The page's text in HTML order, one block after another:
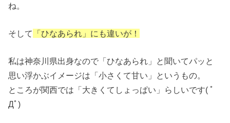
ね。
そして 「ひなあられ」にも違いが！
私は神奈川県出身なので「ひなあられ」と聞いてパッと
思い浮かぶイメージは「小さくて甘い」というもの。
ところが関西では「大きくてしょっぱい」らしいです( ﾟ
Дﾟ)